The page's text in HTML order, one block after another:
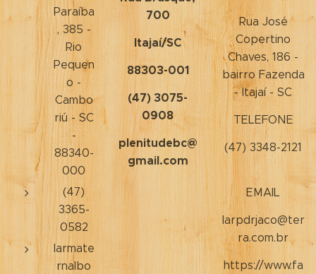
Paraíba
, 385 -
Rio
Pequen
o -
Cambo
riú - SC
-
88340-
000
(47)
3365-
0582
larmate
rnalbo
700
Itajaí/SC
88303-001
(47) 3075-
0908
plenitudebc@
gmail.com
Rua José
Copertino
Chaves, 186 -
bairro Fazenda
- Itajaí - SC
TELEFONE
(47) 3348-2121
EMAIL
larpdrjaco@ter
ra.com.br
https://www.fa